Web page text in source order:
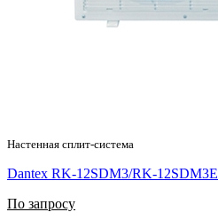
Настенная сплит-система
Dantex RK-12SDM3/RK-12SDM3Е
По запросу